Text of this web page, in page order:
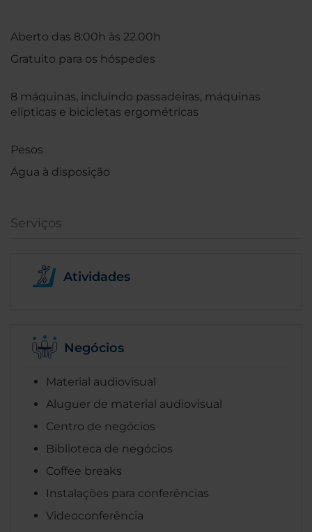
Aberto das 8:00h às 22.00h
Gratuito para os hóspedes
8 máquinas, incluindo passadeiras, máquinas
elípticas e bicicletas ergométricas
Pesos
Água à disposição
Serviços
Atividades
Negócios
Material audiovisual
Aluguer de material audiovisual
Centro de negócios
Biblioteca de negócios
Coffee breaks
Instalações para conferências
Videoconferência